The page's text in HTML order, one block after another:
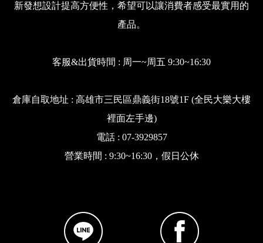
新發想設計提高方便性，希望可以讓消費者感受最實用的
產品。
客服&出貨時間 : 周一~周五 9:30~16:30
倉庫自取地址 : 高雄市三民區鼎義街18號1F (全民大樂大樓
裡面左手邊)
電話 : 07-3929857
營業時間 : 9:30~16:30，假日公休